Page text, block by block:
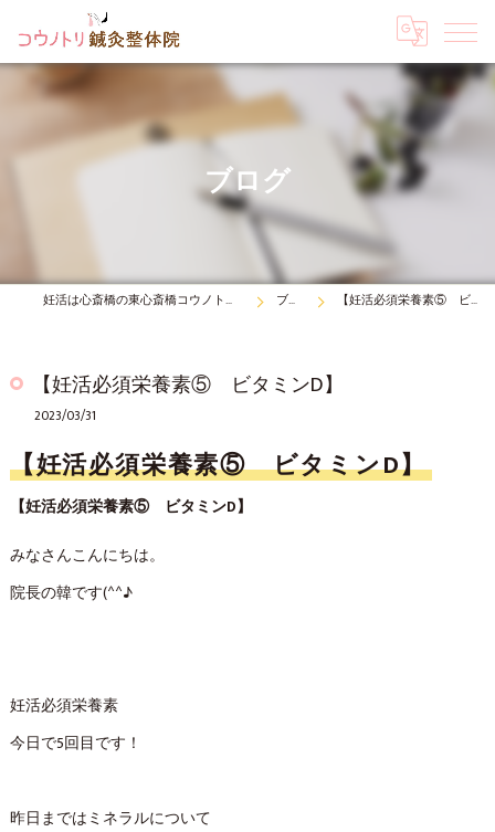
ブログ
妊活は心斎橋の東心斎橋コウノトリ鍼灸整体院 ブログ 【妊活必須栄養素⑤ ビタミンD】
【妊活必須栄養素⑤ ビタミンD】
2023/03/31
【妊活必須栄養素⑤ ビタミンD】
【妊活必須栄養素⑤ ビタミンD】
みなさんこんにちは。
院長の韓です(^^♪
妊活必須栄養素
今日で5回目です！
昨日まではミネラルについて